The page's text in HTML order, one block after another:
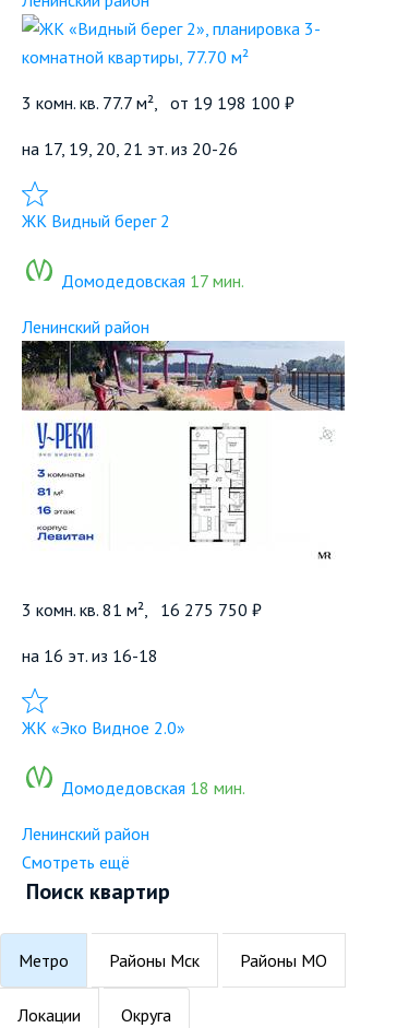
3 комн. кв. 77.7 м², от 19 198 100 ₽
на 17, 19, 20, 21 эт. из 20-26
Добавить в избранное
ЖК Видный берег 2
Домодедовская 17 мин.
Ленинский район
3 комн. кв. 81 м², 16 275 750 ₽
на 16 эт. из 16-18
Добавить в избранное
ЖК «Эко Видное 2.0»
Домодедовская 18 мин.
Ленинский район
Смотреть ещё
Поиск квартир
Метро Районы Мск Районы МО
Локации Округа